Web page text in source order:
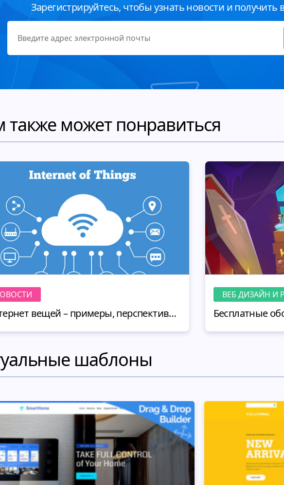
Зарегистрируйтесь, чтобы узнать новости и
также может понравиться
Интернет вещей – примеры, перспективы использования и тренды в 2020
ВЕБ ДИЗАЙН И
шаблоны